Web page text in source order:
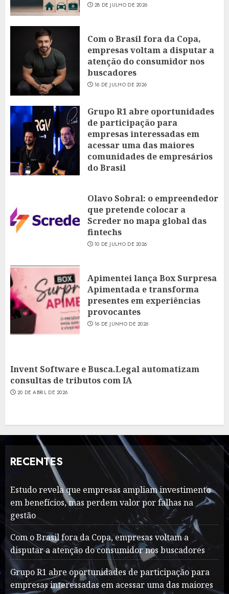
28 DE JULHO DE 2026
Com o Brasil fora da Copa,
empresas voltam a disputar a
atenção do consumidor nos
buscadores
16 DE JULHO DE 2026
Grupo R1 abre oportunidades
de participação para
empresas interessadas em
acessar uma das maiores
comunidades de empresários
do Brasil
Olavo Sobral: o empreendedor
que pretende colocar a
Screder no mapa global das
fintechs
10 DE JULHO DE 2026
Apimentei lança Box Surpresa
Apimentada e transforma
presentes em experiências
provocantes
16 DE JUNHO DE 2026
Invent Software e Busca.Legal automatizam
consultas de tributos com IA
20 DE ABRIL DE 2026
RECENTES
Estudo revela que empresas ampliam investimento
em benefícios, mas perdem valor por falhas na
gestão
Com o Brasil fora da Copa, empresas voltam a
disputar a atenção do consumidor nos buscadores
Grupo R1 abre oportunidades de participação para
empresas interessadas em acessar uma das maiores